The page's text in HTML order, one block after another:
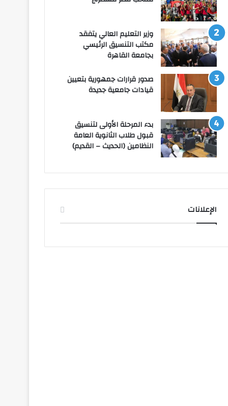
وزير التعليم العالي يتفقد
مكتب التنسيق الرئيسي
بجامعة القاهرة
صدور قرارات جمهورية بتعيين
قيادات جامعية جديدة
بدء المرحلة الأولى لتنسيق
قبول طلاب الثانوية العامة
النظامين (الحديث – القديم)
الإعلانات